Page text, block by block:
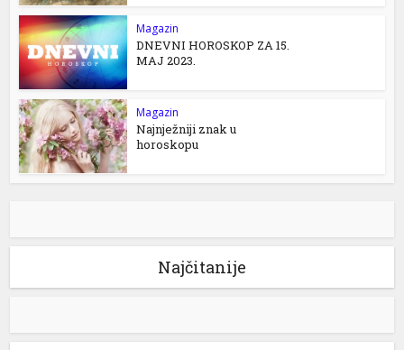
Magazin
DNEVNI HOROSKOP ZA 15.
MAJ 2023.
Magazin
Najnježniji znak u
horoskopu
Najčitanije